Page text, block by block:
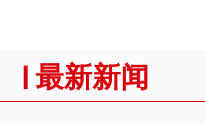
最新新闻